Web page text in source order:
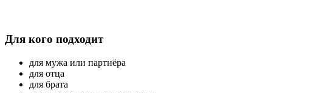
Для кого подходит
для мужа или партнёра
для отца
для брата